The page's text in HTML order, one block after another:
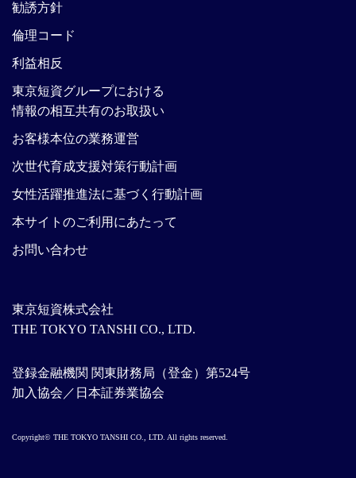
東京短資株式会社
THE TOKYO TANSHI CO., LTD.
登録金融機関 関東財務局（登金）第524号
加入協会／日本証券業協会
勧誘方針
倫理コード
利益相反
東京短資グループにおける
情報の相互共有のお取扱い
お客様本位の業務運営
次世代育成支援対策行動計画
女性活躍推進法に基づく行動計画
本サイトのご利用にあたって
お問い合わせ
Copyright© THE TOKYO TANSHI CO., LTD. All rights reserved.